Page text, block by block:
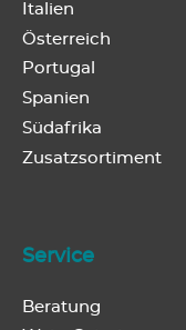
Italien
Österreich
Portugal
Spanien
Südafrika
Zusatzsortiment
Service
Beratung